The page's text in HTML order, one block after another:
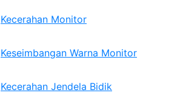
Kecerahan Monitor
Keseimbangan Warna Monitor
Kecerahan Jendela Bidik